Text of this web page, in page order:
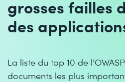
grosses failles
des
La liste du top 10 de
documents les plus